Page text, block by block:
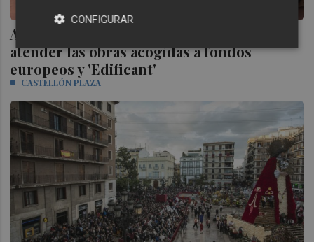
Almassora demanda delineantes para
atender las obras acogidas a fondos
europeos y 'Edificant'
CASTELLÓN PLAZA
CONFIGURAR